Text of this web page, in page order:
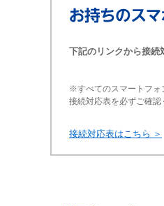
下記のリンクから接続
※すべてのスマートフォ
接続対応表を必ずご確認
接続対応表はこちら ＞